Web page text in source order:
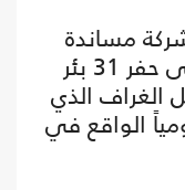
مساندة
لشركة "بتروناس" الماليزية على حفر 31 بئر
الغراف الذي
برميل يومياً الواقع في